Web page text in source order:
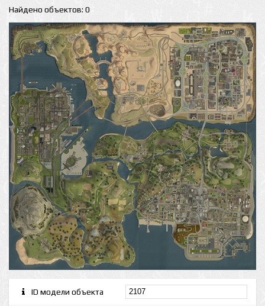
Найдено объектов: 0
ID модели объекта